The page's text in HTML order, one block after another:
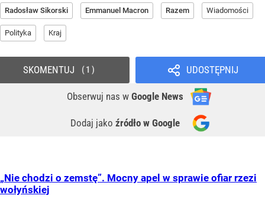
Radosław Sikorski Emmanuel Macron Razem Wiadomości
Polityka Kraj
UDOSTĘPNIJ
Obserwuj nas w Google News
Dodaj jako źródło w Google
SKOMENTUJ 1
„Nie chodzi o zemstę”. Mocny apel w sprawie ofiar rzezi
wołyńskiej